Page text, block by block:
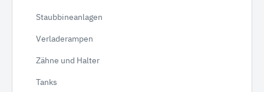
Staubbineanlagen
Verladerampen
Zähne und Halter
Tanks